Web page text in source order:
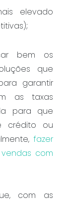
elevado
bem os
que
garantir
as taxas
para que
crédito ou
fazer
com
com as